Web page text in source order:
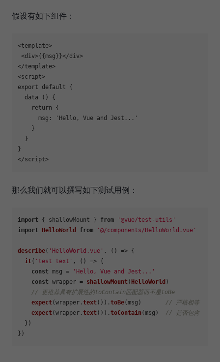
假设有如下组件：
<template>
<div>{{msg}}</div>
</template>
<script>
export default {
  data () {
    return {
      msg: 'Hello, Vue and Jest...'
    }
  }
}
那么我们就可以撰写如下测试用例：
import { shallowMount } from
'@vue/test-utils'
import
HelloWorld from '@/components/HelloWorld.vue'
describe( 'HelloWorld.vue' , () => {
it( 'test text' , () => {
const msg =
'Hello, Vue and Jest...'
const wrapper = shallowMount( HelloWorld )
// 更推荐具有扩展性的toContain匹配器而不是toBe
expect(wrapper.text()).toBe(msg) // 严格相等
expect(wrapper.text()).toContain(msg) // 是否包含
  })